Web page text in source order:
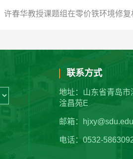
许春华教授课题组在零价铁环境修
联系方式
地址：山东省青岛
淦昌苑E
邮箱：
电话：0532-